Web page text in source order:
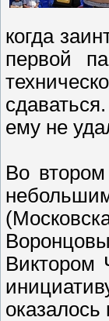
когда
первой
ему не
Во
Виктором
оказалось